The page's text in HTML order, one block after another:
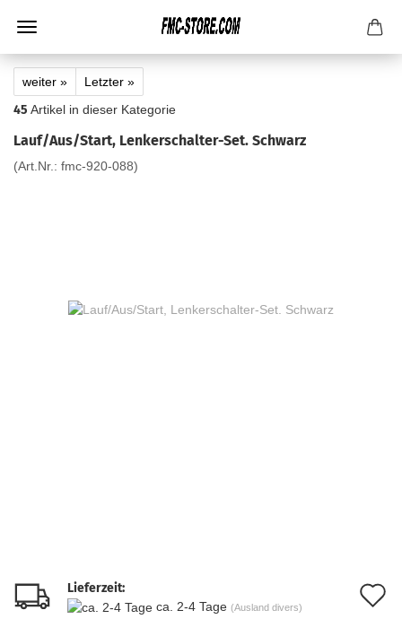
weiter » Letzter »
45 Artikel in dieser Kategorie
Lauf/Aus/Start, Lenkerschalter-Set. Schwarz
(Art.Nr.: fmc-920-088)
Lieferzeit:
ca. 2-4 Tage (Ausland divers)